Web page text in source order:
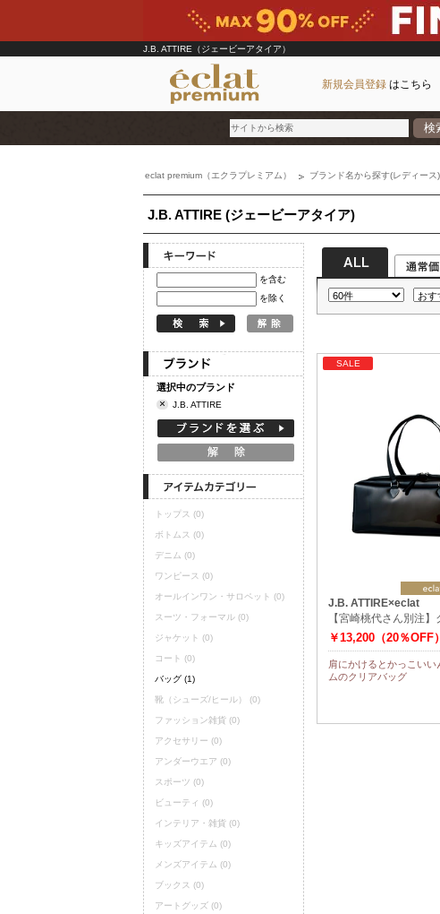
J.B. ATTIRE（ジェービーアタイア）
新規会員登録 はこちら
検
ブランド
カテゴリ
雑誌掲載アイテム
お気に入り
ランキング
雑誌･書籍(一緒に買うと送料無料)
定期購読
eclat premium（エクラプレミアム） ブランド名から探す(レディース)
J.B. ATTIRE (ジェービーアタイア)
を含む
を除く
選択中のブランド
× J.B. ATTIRE
トップス (0)
ボトムス (0)
デニム (0)
ワンピース (0)
オールインワン・サロペット (0)
スーツ・フォーマル (0)
ジャケット (0)
コート (0)
バッグ (1)
靴（シューズ/ヒール） (0)
ファッション雑貨 (0)
アクセサリー (0)
アンダーウエア (0)
スポーツ (0)
ビューティ (0)
インテリア・雑貨 (0)
キッズアイテム (0)
メンズアイテム (0)
ブックス (0)
アートグッズ (0)
SALE
J.B. ATTIRE×eclat
【宮崎桃代さん別注
￥13,200（20％OFF）
肩にかけるとかっこい
ムのクリアバッグ